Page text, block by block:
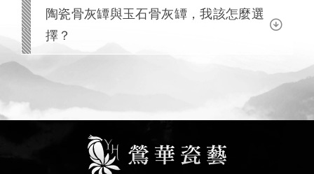
陶瓷骨灰罈與玉石骨灰罈，我該怎麼選
擇？